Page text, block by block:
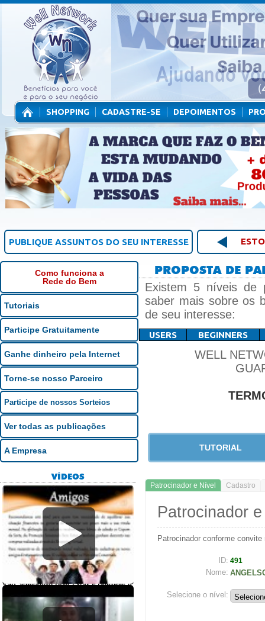
SHOPPING CADASTRE-SE DEPOIMENTOS
CONTATO
PUBLIQUE ASSUNTOS DO SEU INTERESSE
Como funciona a
Rede do Bem
Tutoriais
Participe Gratuitamente
Ganhe dinheiro pela Internet
Torne-se nosso Parceiro
Participe de nossos Sorteios
Ver todas as publicações
A Empresa
VÍDEOS
PROPOSTA DE
Existem 5 níveis de
saber mais sobre os
de seu interesse:
USERS BEGINNERS
WELL
TUTORIAL
Patrocinador e Nível Cadastro
Patrocinador
Patrocinador conforme convite
ID: 491
Nome:
Selecione o nível: